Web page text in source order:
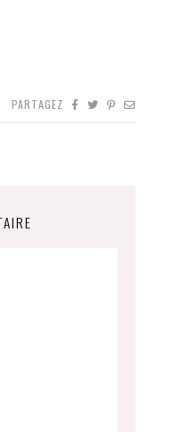
PARTAGEZ